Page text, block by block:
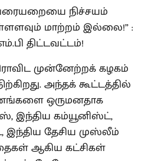
முன்னேற்றக் கழகம்
அந்தக் கூட்டத்தில்
ஒருமனதாக
இந்திய கம்யூனிஸ்ட்,
இந்திய தேசிய முஸ்லீம்
ஆகிய கட்சிகள்